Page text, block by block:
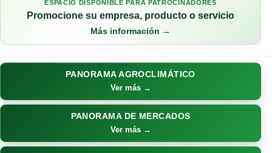
ESPACIO DISPONIBLE PARA PATROCINADORES
Promocione su empresa, producto o servicio
Más información →
PANORAMA AGROCLIMÁTICO
Ver más →
PANORAMA DE MERCADOS
Ver más →